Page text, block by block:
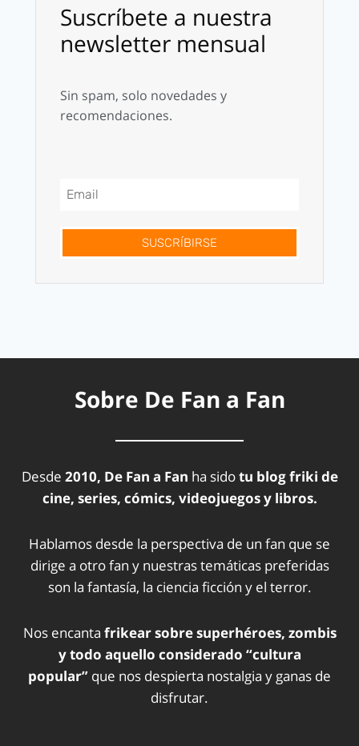
Suscríbete a nuestra
newsletter mensual
Sin spam, solo novedades y
recomendaciones.
SUSCRÍBIRSE
Sobre De Fan a Fan
Desde 2010, De Fan a Fan ha sidotu blog friki de
cine, series, cómics, videojuegos y libros.
Hablamos desde la perspectiva de un fan que se
dirige a otro fan y nuestras temáticas preferidas
son la fantasía, la ciencia ficción y el terror.
Nos encanta frikear sobre superhéroes, zombis
y todo aquello considerado “cultura
popular” que nos despierta nostalgia y ganas de
disfrutar.